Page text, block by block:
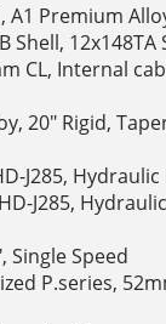
A1 Premium
Shell,
CL, Internal
20" Rigid,
J285,
J285,
Single Speed
P.series,